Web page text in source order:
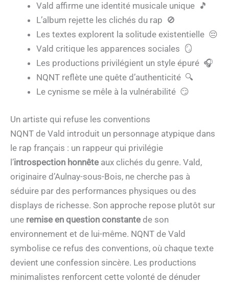
Vald affirme une identité musicale unique 🎵
L’album rejette les clichés du rap 🚫
Les textes explorent la solitude existentielle 😔
Vald critique les apparences sociales 🪞
Les productions privilégient un style épuré 🎧
NQNT reflète une quête d’authenticité 🔍
Le cynisme se mêle à la vulnérabilité 😏
Un artiste qui refuse les conventions
NQNT de Vald introduit un personnage atypique dans
le rap français : un rappeur qui privilégie
l’introspection honnête aux clichés du genre. Vald,
originaire d’Aulnay-sous-Bois, ne cherche pas à
séduire par des performances physiques ou des
displays de richesse. Son approche repose plutôt sur
une remise en question constante de son
environnement et de lui-même. NQNT de Vald
symbolise ce refus des conventions, où chaque texte
devient une confession sincère. Les productions
minimalistes renforcent cette volonté de dénuder